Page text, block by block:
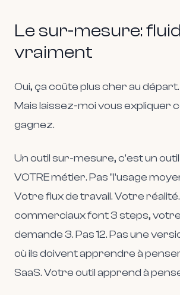
Le sur-mesure:
vraiment
Oui, ça coûte plus cher au
Mais laissez-moi vous expliquer
gagnez.
Un outil sur-mesure, c'est un
VOTRE métier. Pas "l'usage
Votre flux de travail. Votre réalité.
commerciaux font 3 steps,
demande 3. Pas 12. Pas une
où ils doivent apprendre à
SaaS. Votre outil apprend à